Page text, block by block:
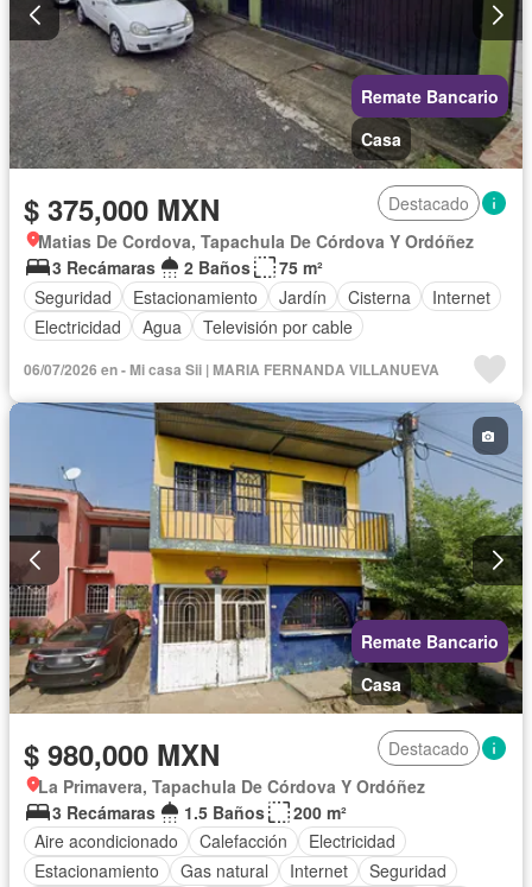
Remate Bancario
Casa
$ 375,000 MXN
Destacado
Matias De Cordova, Tapachula De Córdova Y Ordóñez
3 Recámaras
2 Baños
75 m²
Seguridad
Estacionamiento Jardín Cisterna
Internet
Electricidad
Agua Televisión por cable
06/07/2026 en - Mi casa Sii | MARIA FERNANDA VILLANUEVA
Remate Bancario
Casa
$ 980,000 MXN
Destacado
La Primavera, Tapachula De Córdova Y Ordóñez
3 Recámaras
1.5 Baños
200 m²
Aire acondicionado
Calefacción
Electricidad
Estacionamiento
Gas natural Internet
Seguridad